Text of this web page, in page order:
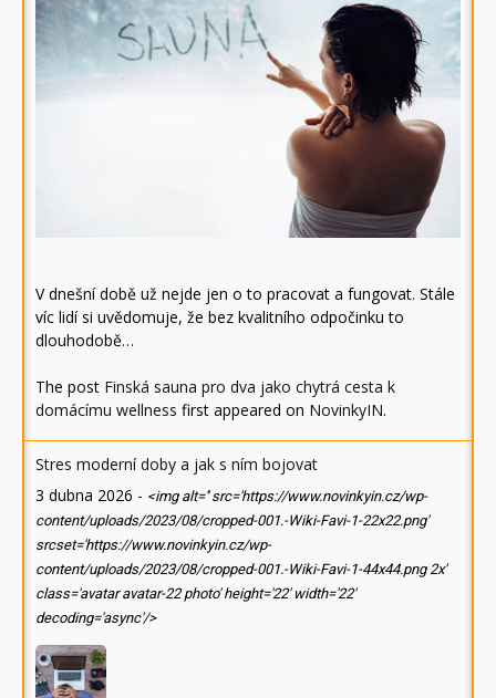
V dnešní době už nejde jen o to pracovat a fungovat. Stále
víc lidí si uvědomuje, že bez kvalitního odpočinku to
dlouhodobě…
The post Finská sauna pro dva jako chytrá cesta k
domácímu wellness first appeared on NovinkyIN.
Stres moderní doby a jak s ním bojovat
3 dubna 2026 - <img alt='' src='https://www.novinkyin.cz/wp-
content/uploads/2023/08/cropped-001.-Wiki-Favi-1-22x22.png'
srcset='https://www.novinkyin.cz/wp-
content/uploads/2023/08/cropped-001.-Wiki-Favi-1-44x44.png 2x'
class='avatar avatar-22 photo' height='22' width='22'
decoding='async'/>